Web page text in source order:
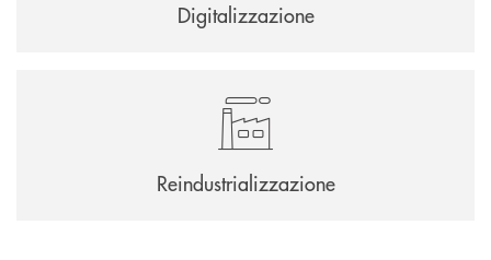
Digitalizzazione
Reindustrializzazione